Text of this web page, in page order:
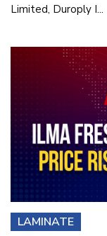
Limited, Duroply I...
LAMINATE